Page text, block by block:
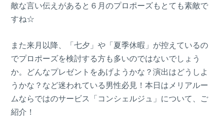
敵な言い伝えがあると６月のプロポーズもとても素敵で
すね☆
また来月以降、「七夕」や「夏季休暇」が控えているの
でプロポーズを検討する方も多いのではないでしょう
か。どんなプレゼントをあげようかな？演出はどうしよ
うかな？など迷われている男性必見！本日はメリアルー
ムならではのサービス「コンシェルジュ」について、ご
紹介！